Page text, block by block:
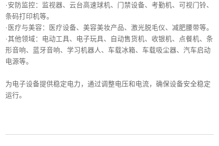
‌·安防监控‌：监视器、云台高速球机、门禁设备、考勤机、可视门铃、
条码打印机等。
·医疗与美容‌：医疗设备、美容美妆产品、激光脱毛仪、减肥腰带等。
‌·其他领域‌：电动工具、电子玩具、自动售货机、收银机、点餐机、条
形音响、蓝牙音响、学习机器人、车载冰箱、车载吸尘器、汽车启动
电源等。
为电子设备提供稳定电力，通过调整电压和电流，确保设备安全稳定
运行。